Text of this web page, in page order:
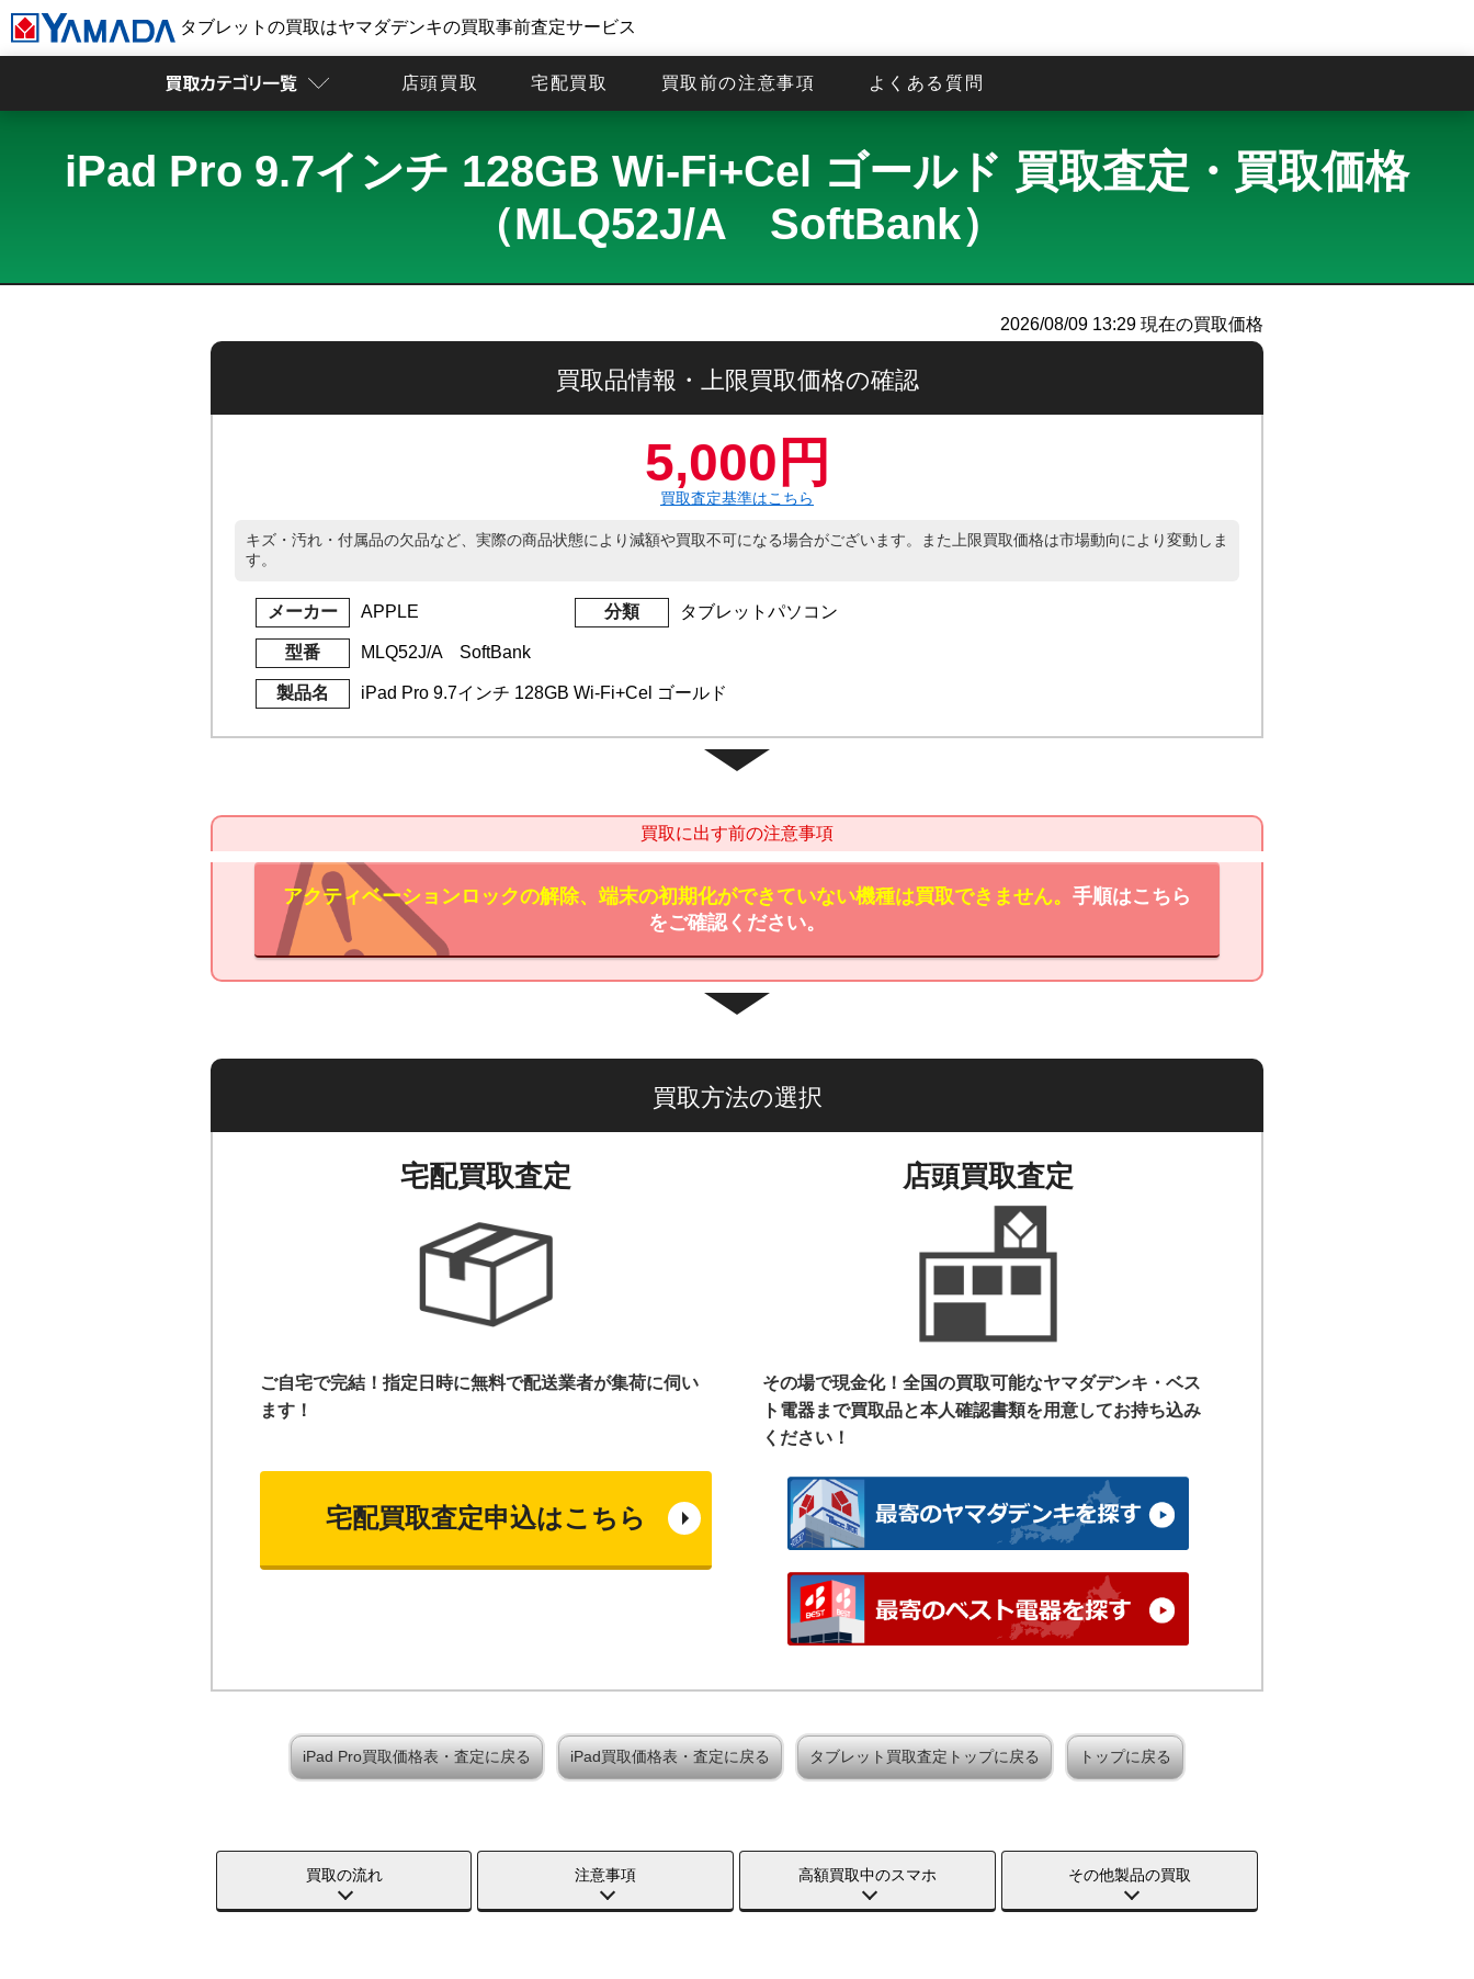
タブレットの買取はヤマダデンキの買取事前査定サービス
店頭買取 宅配買取 買取前の注意事項 よくある質問
iPad Pro 9.7インチ 128GB Wi-Fi+Cel ゴールド 買取査定・買取価格
（MLQ52J/A SoftBank）
2026/08/09 13:29 現在の買取価格
買取品情報・上限買取価格の確認
5,000円
買取査定基準はこちら
キズ・汚れ・付属品の欠品など、実際の商品状態により減額や買取不可になる場合がございます。また上限買取価格は市場動向により変動しま
す。
メーカー APPLE 分類 タブレットパソコン
型番 MLQ52J/A SoftBank
製品名 iPad Pro 9.7インチ 128GB Wi-Fi+Cel ゴールド
買取に出す前の注意事項
アクティベーションロックの解除、端末の初期化ができていない機種は買取できません。 手順はこちら
をご確認ください。
買取方法の選択
宅配買取査定
ご自宅で完結！指定日時に無料で配送業者が集荷に伺い
ます！
宅配買取査定申込はこちら
店頭買取査定
その場で現金化！全国の買取可能なヤマダデンキ・ベス
ト電器まで買取品と本人確認書類を用意してお持ち込み
ください！
iPad Pro買取価格表・査定に戻る iPad買取価格表・査定に戻る タブレット買取査定トップに戻る トップに戻る
買取の流れ 注意事項 高額買取中のスマホ その他製品の買取